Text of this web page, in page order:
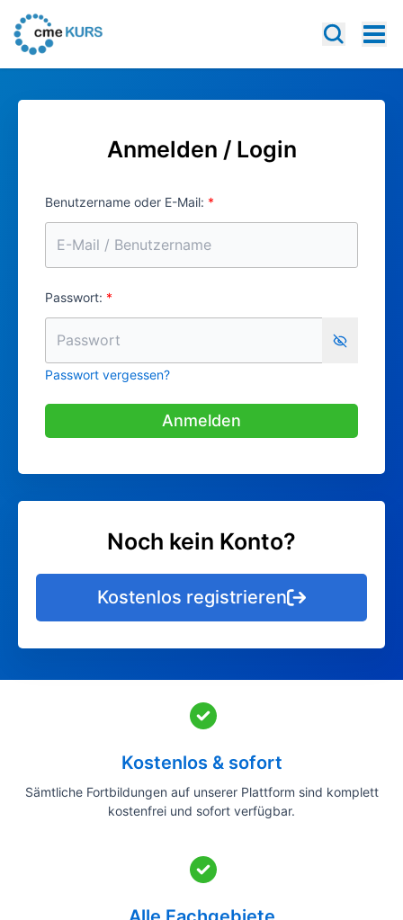
Anmelden / Login
Benutzername oder E-Mail:
Passwort:
Passwort vergessen?
Anmelden
Noch kein Konto?
Kostenlos registrieren
Kostenlos & sofort
Sämtliche Fortbildungen auf unserer Plattform sind komplett
kostenfrei und sofort verfügbar.